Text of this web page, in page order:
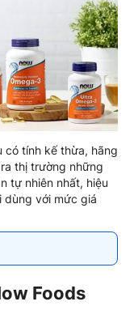
có tính kế thừa, hãng
thị trường những
tự nhiên nhất, hiệu
dùng với mức giá
Foods